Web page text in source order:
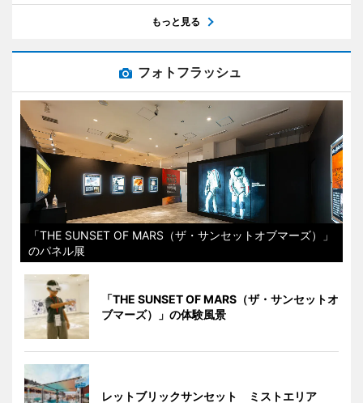
もっと見る
フォトフラッシュ
「THE SUNSET OF MARS（ザ・サンセットオブマーズ）」
のパネル展
「THE SUNSET OF MARS（ザ・サンセットオ
ブマーズ）」の体験風景
レットブリックサンセット ミストエリア